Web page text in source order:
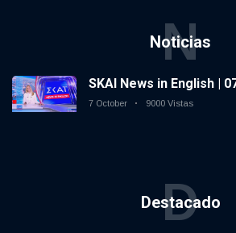
Noticias
N
SKAI News in English |
7 October 9000 Vistas
Destacado
D